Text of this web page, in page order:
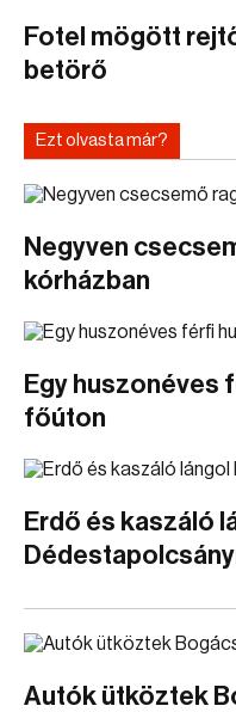
Fotel mögött
betörő
Ezt olvasta már?
Negyven
kórházban
Egy huszonéves
főúton
Erdő és kaszáló
Autók ütköztek